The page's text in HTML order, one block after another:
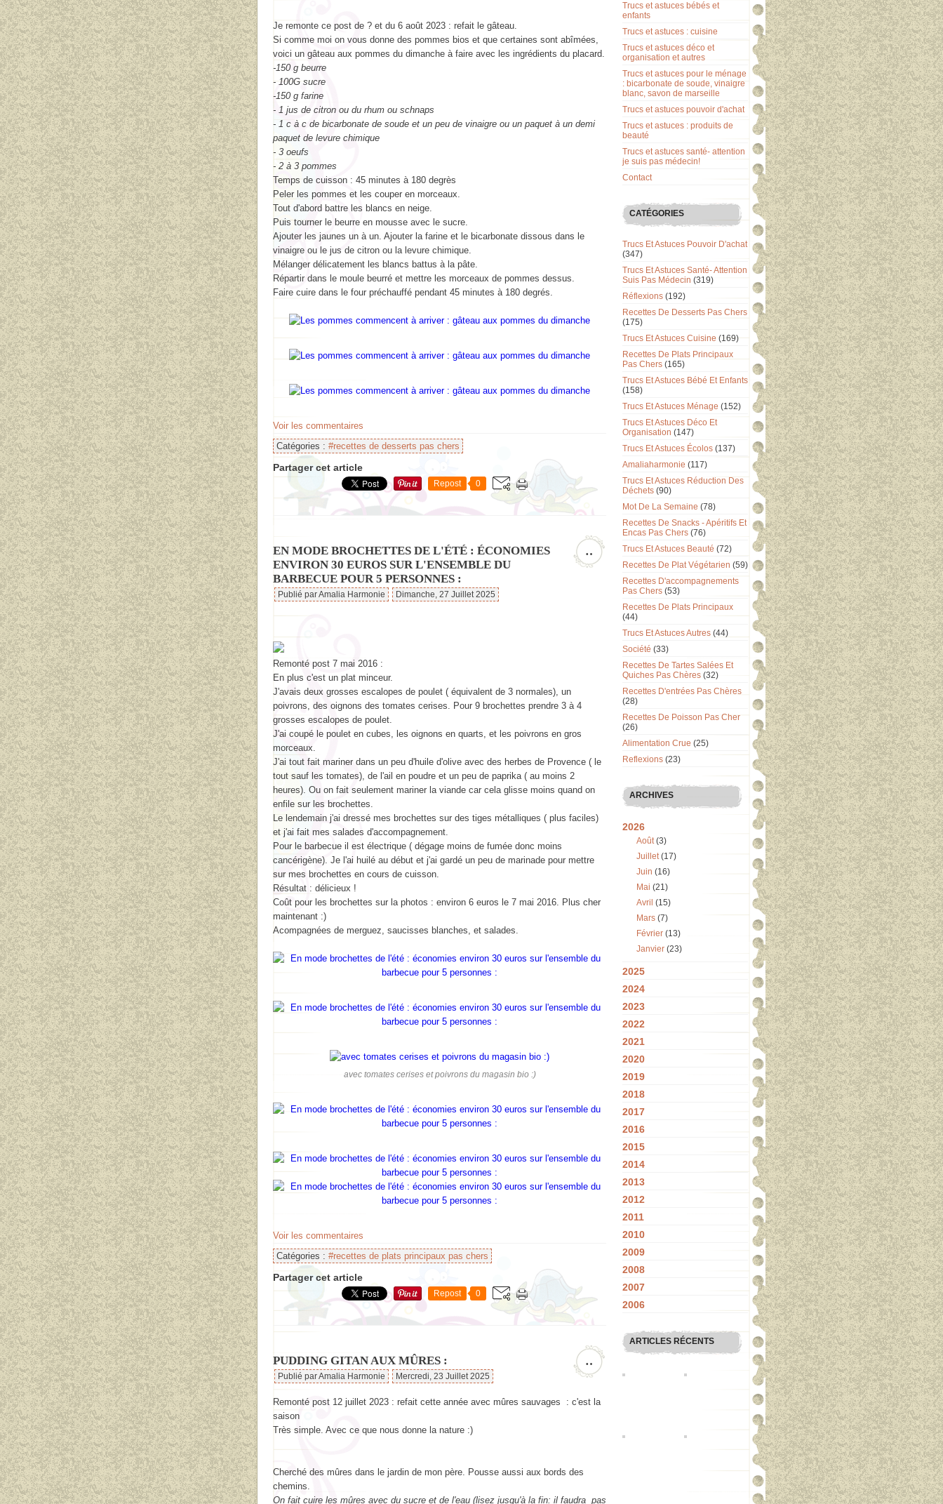
Je remonte ce post de ? et du 6 août 2023 : refait le gâteau.
Si comme moi on vous donne des pommes bios et que certaines sont abîmées,
voici un gâteau aux pommes du dimanche à faire avec les ingrédients du placard.
-150 g beurre
- 100G sucre
-150 g farine
- 1 jus de citron ou du rhum ou schnaps
- 1 c à c de bicarbonate de soude et un peu de vinaigre ou un paquet à un demi
paquet de levure chimique
- 3 oeufs
- 2 à 3 pommes
Temps de cuisson : 45 minutes à 180 degrès
Peler les pommes et les couper en morceaux.
Tout d'abord battre les blancs en neige.
Puis tourner le beurre en mousse avec le sucre.
Ajouter les jaunes un à un. Ajouter la farine et le bicarbonate dissous dans le
vinaigre ou le jus de citron ou la levure chimique.
Mélanger délicatement les blancs battus à la pâte.
Répartir dans le moule beurré et mettre les morceaux de pommes dessus.
Faire cuire dans le four préchauffé pendant 45 minutes à 180 degrés.
Voir les commentaires
Catégories : #recettes de desserts pas chers
Partager cet article
Repost 0
…
EN MODE BROCHETTES DE L'ÉTÉ : ÉCONOMIES
ENVIRON 30 EUROS SUR L'ENSEMBLE DU
BARBECUE POUR 5 PERSONNES :
Publié par Amalia Harmonie Dimanche, 27 Juillet 2025
Remonté post 7 mai 2016 :
En plus c'est un plat minceur.
J'avais deux grosses escalopes de poulet ( équivalent de 3 normales), un
poivrons, des oignons des tomates cerises. Pour 9 brochettes prendre 3 à 4
grosses escalopes de poulet.
J'ai coupé le poulet en cubes, les oignons en quarts, et les poivrons en gros
morceaux.
J'ai tout fait mariner dans un peu d'huile d'olive avec des herbes de Provence ( le
tout sauf les tomates), de l'ail en poudre et un peu de paprika ( au moins 2
heures). Ou on fait seulement mariner la viande car cela glisse moins quand on
enfile sur les brochettes.
Le lendemain j'ai dressé mes brochettes sur des tiges métalliques ( plus faciles)
et j'ai fait mes salades d'accompagnement.
Pour le barbecue il est électrique ( dégage moins de fumée donc moins
cancérigène). Je l'ai huilé au début et j'ai gardé un peu de marinade pour mettre
sur mes brochettes en cours de cuisson.
Résultat : délicieux !
Coût pour les brochettes sur la photos : environ 6 euros le 7 mai 2016. Plus cher
maintenant :)
Acompagnées de merguez, saucisses blanches, et salades.
avec tomates cerises et poivrons du magasin bio :)
Voir les commentaires
Catégories : #recettes de plats principaux pas chers
Partager cet article
Repost 0
…
PUDDING GITAN AUX MÛRES :
Publié par Amalia Harmonie Mercredi, 23 Juillet 2025
Remonté post 12 juillet 2023 : refait cette année avec mûres sauvages : c'est la
saison
Très simple. Avec ce que nous donne la nature :)
Cherché des mûres dans le jardin de mon père. Pousse aussi aux bords des
chemins.
On fait cuire les mûres avec du sucre et de l'eau (lisez jusqu'à la fin: il faudra pas
Trucs et astuces bébés et
enfants
Trucs et astuces : cuisine
Trucs et astuces déco et
organisation et autres
Trucs et astuces pour le ménage
: bicarbonate de soude, vinaigre
blanc, savon de marseille
Trucs et astuces pouvoir d'achat
Trucs et astuces : produits de
beauté
Trucs et astuces santé- attention
je suis pas médecin!
Contact
CATÉGORIES
Trucs Et Astuces Pouvoir D'achat
(347)
Trucs Et Astuces Santé- Attention
Suis Pas Médecin (319)
Réflexions (192)
Recettes De Desserts Pas Chers
(175)
Trucs Et Astuces Cuisine (169)
Recettes De Plats Principaux
Pas Chers (165)
Trucs Et Astuces Bébé Et Enfants
(158)
Trucs Et Astuces Ménage (152)
Trucs Et Astuces Déco Et
Organisation (147)
Trucs Et Astuces Écolos (137)
Amaliaharmonie (117)
Trucs Et Astuces Réduction Des
Déchets (90)
Mot De La Semaine (78)
Recettes De Snacks - Apéritifs Et
Encas Pas Chers (76)
Trucs Et Astuces Beauté (72)
Recettes De Plat Végétarien (59)
Recettes D'accompagnements
Pas Chers (53)
Recettes De Plats Principaux
(44)
Trucs Et Astuces Autres (44)
Société (33)
Recettes De Tartes Salées Et
Quiches Pas Chères (32)
Recettes D'entrées Pas Chères
(28)
Recettes De Poisson Pas Cher
(26)
Alimentation Crue (25)
Reflexions (23)
ARCHIVES
2026
Août(3)
Juillet(17)
Juin (16)
Mai (21)
Avril (15)
Mars (7)
Février (13)
Janvier (23)
2025
2024
2023
2022
2021
2020
2019
2018
2017
2016
2015
2014
2013
2012
2011
2010
2009
2008
2007
2006
ARTICLES RÉCENTS